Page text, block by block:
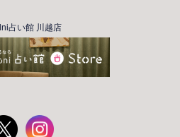
占い館 川越店